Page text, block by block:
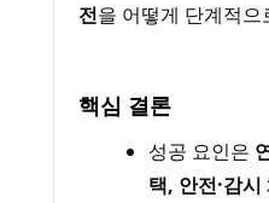
전을 어떻게 단계적으
핵심 결론
성공 요인은
택, 안전·감